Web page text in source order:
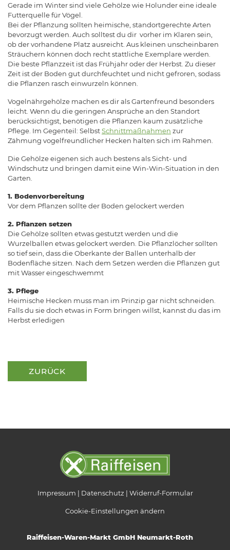
Gerade im Winter sind viele Gehölze wie Holunder eine ideale
Futterquelle für Vögel.
Bei der Pflanzung sollten heimische, standortgerechte Arten
bevorzugt werden. Auch solltest du dir vorher im Klaren sein,
ob der vorhandene Platz ausreicht. Aus kleinen unscheinbaren
Sträuchern können doch recht stattliche Exemplare werden.
Die beste Pflanzzeit ist das Frühjahr oder der Herbst. Zu dieser
Zeit ist der Boden gut durchfeuchtet und nicht gefroren, sodass
die Pflanzen rasch einwurzeln können.
Vogelnährgehölze machen es dir als Gartenfreund besonders
leicht. Wenn du die geringen Ansprüche an den Standort
berücksichtigst, benötigen die Pflanzen kaum zusätzliche
Pflege. Im Gegenteil: SelbstSchnittmaßnahmen zur
Zähmung vogelfreundlicher Hecken halten sich im Rahmen.
Die Gehölze eigenen sich auch bestens als Sicht- und
Windschutz und bringen damit eine Win-Win-Situation in den
Garten.
1. Bodenvorbereitung
Vor dem Pflanzen sollte der Boden gelockert werden
2. Pflanzen setzen
Die Gehölze sollten etwas gestutzt werden und die
Wurzelballen etwas gelockert werden. Die Pflanzlöcher sollten
so tief sein, dass die Oberkante der Ballen unterhalb der
Bodenfläche sitzen. Nach dem Setzen werden die Pflanzen gut
mit Wasser eingeschwemmt
3. Pflege
Heimische Hecken muss man im Prinzip gar nicht schneiden.
Falls du sie doch etwas in Form bringen willst, kannst du das im
Herbst erledigen
ZURÜCK
Impressum Datenschutz Widerruf-Formular
Cookie-Einstellungen ändern
Raiffeisen-Waren-Markt GmbH Neumarkt-Roth